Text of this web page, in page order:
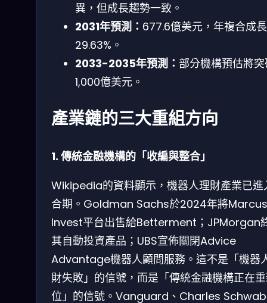
異，但成長趨勢一致。
2031年預測： 677.6億美元，年複合成
29.63%。
2033-2035年預測： 部分機構預估將
1,000億美元。
產業鏈的三大重組方向
1. 傳統金融機構的「收編與整合」
Wikipedia的資料顯示，機器人理財產業已進
合期。Goldman Sachs於2024年將Marcus
Invest平台出售給Betterment；JPMorgan
其自動投資產品；UBS宣佈關閉Advice
Advantage機器人顧問服務。這不是「機器
財失敗」的信號，而是「傳統金融機構正在
位」的信號。Vanguard、Charles